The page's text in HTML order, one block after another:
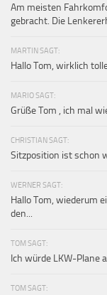
Am meisten
gebracht. Die
MARTIN SAGT:
Hallo Tom, wirklich
MARIO SAGT:
Grüße Tom , ich mal
CHRISTIAN SAGT:
Sitzposition ist schon
WERNER SAGT:
Hallo Tom, wiederum
den...
TOM SAGT:
Ich würde LKW-Plane
TOM SAGT: